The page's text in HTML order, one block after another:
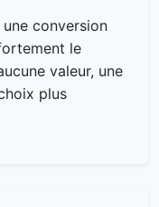
conversion
le
valeur, une
plus